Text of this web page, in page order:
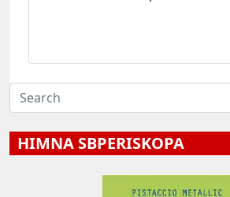
HIMNA SBPERISKOPA